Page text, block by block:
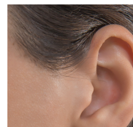
ANASAYFA / TAKILAR